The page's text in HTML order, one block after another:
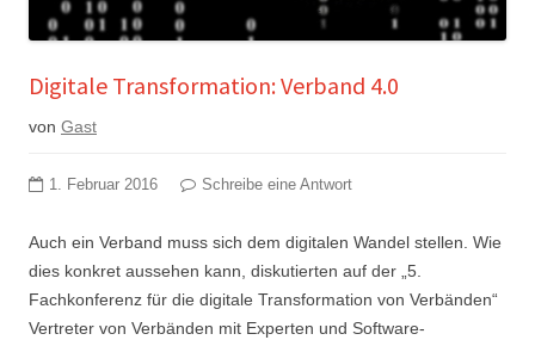
Digitale Transformation: Verband 4.0
von Gast
1. Februar 2016 Schreibe eine Antwort
Auch ein Verband muss sich dem digitalen Wandel stellen. Wie
dies konkret aussehen kann, diskutierten auf der „5.
Fachkonferenz für die digitale Transformation von Verbänden“
Vertreter von Verbänden mit Experten und Software-